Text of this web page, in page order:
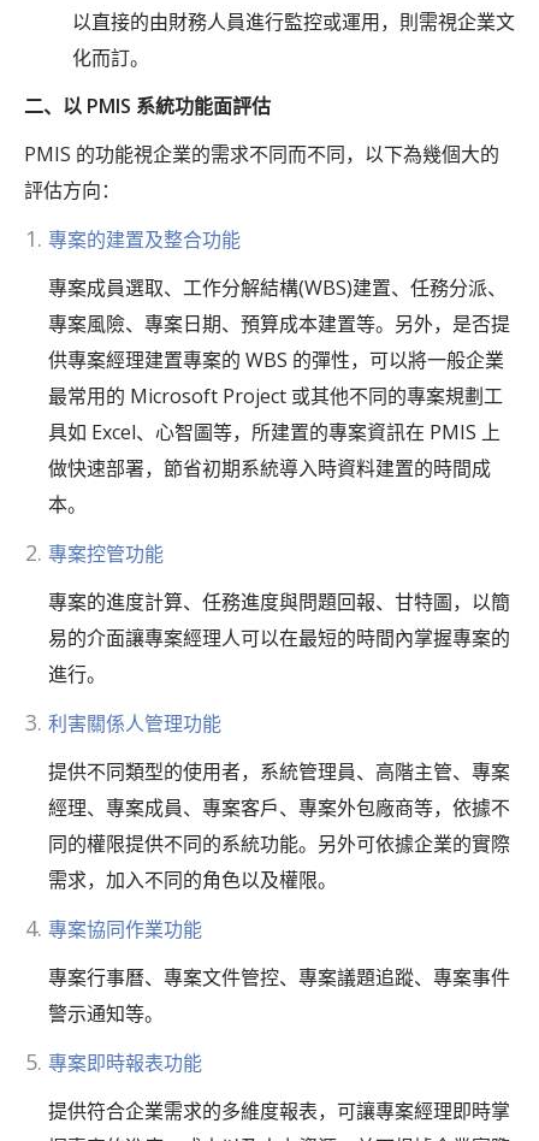
以直接的由財務人員進行監控或運用，則需視企業文
化而訂。
二、以 PMIS 系統功能面評估
PMIS 的功能視企業的需求不同而不同，以下為幾個大的
評估方向：
專案的建置及整合功能
專案成員選取、工作分解結構(WBS)建置、任務分派、
專案風險、專案日期、預算成本建置等。另外，是否提
供專案經理建置專案的 WBS 的彈性，可以將一般企業
最常用的 Microsoft Project 或其他不同的專案規劃工
具如 Excel、心智圖等，所建置的專案資訊在 PMIS 上
做快速部署，節省初期系統導入時資料建置的時間成
本。
專案控管功能
專案的進度計算、任務進度與問題回報、甘特圖，以簡
易的介面讓專案經理人可以在最短的時間內掌握專案的
進行。
利害關係人管理功能
提供不同類型的使用者，系統管理員、高階主管、專案
經理、專案成員、專案客戶、專案外包廠商等，依據不
同的權限提供不同的系統功能。另外可依據企業的實際
需求，加入不同的角色以及權限。
專案協同作業功能
專案行事曆、專案文件管控、專案議題追蹤、專案事件
警示通知等。
專案即時報表功能
提供符合企業需求的多維度報表，可讓專案經理即時掌